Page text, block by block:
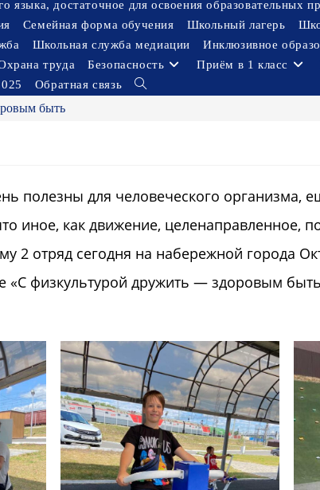
языка, достаточное для освоения
Семейная форма обучения Школьный лагерь
Школьная служба медиации Инклюзивное
труда Безопасность Приём в 1 класс
Обратная связь
Переключить
быть
полезны для человеческого организма,
иное, как движение, целенаправленное,
2 отряд сегодня на набережной города
«С физкультурой дружить — здоровым